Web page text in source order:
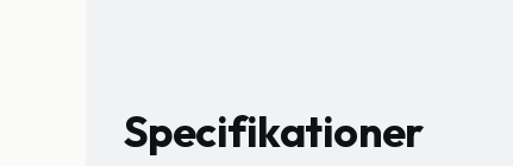
Specifikationer